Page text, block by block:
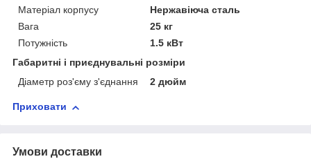
Матеріал корпусу
Нержавіюча сталь
Вага
25 кг
Потужність
1.5 кВт
Габаритні і приєднувальні розміри
Діаметр роз'єму з'єднання
2 дюйм
Приховати
Умови доставки